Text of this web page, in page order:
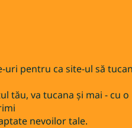
uri pentru ca site-ul să
tău, va tucana și mai - cu o
nevoilor tale.